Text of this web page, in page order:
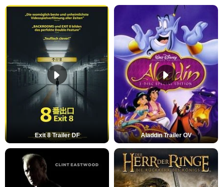
Exit 8 Trailer DF Aladdin Trailer OV